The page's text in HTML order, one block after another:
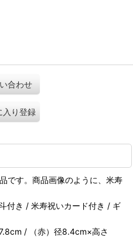
合わせ
入り登録
です。商品画像のように、米寿
付き / 米寿祝いカード付き / ギ
/ （赤）径8.4cm×高さ